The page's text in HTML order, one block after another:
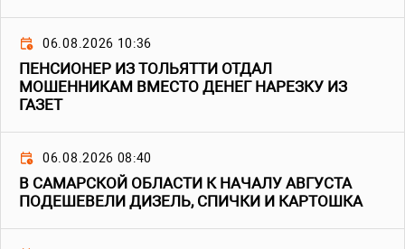
06.08.2026 10:36
ПЕНСИОНЕР ИЗ ТОЛЬЯТТИ ОТДАЛ
МОШЕННИКАМ ВМЕСТО ДЕНЕГ НАРЕЗКУ ИЗ
ГАЗЕТ
06.08.2026 08:40
В САМАРСКОЙ ОБЛАСТИ К НАЧАЛУ АВГУСТА
ПОДЕШЕВЕЛИ ДИЗЕЛЬ, СПИЧКИ И КАРТОШКА